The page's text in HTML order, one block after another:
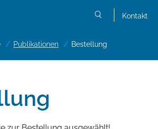
Suchen Kontakt
Publikationen Bestellung